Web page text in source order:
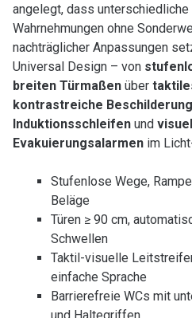
angelegt, dass unterschiedliche
Wahrnehmungen ohne
nachträglicher Anpassungen
Universal Design – von
breiten Türmaßenüber
kontrastreiche Beschilderung
Induktionsschleifenund
Evakuierungsalarmenim
Stufenlose Wege,
Beläge
Türen ≥ 90 cm,
Schwellen
Taktil-visuelle
einfache Sprache
Barrierefreie WCs mit